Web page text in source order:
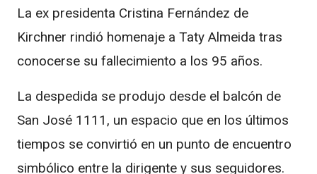
La ex presidenta Cristina Fernández de
Kirchner rindió homenaje a Taty Almeida tras
conocerse su fallecimiento a los 95 años.
La despedida se produjo desde el balcón de
San José 1111, un espacio que en los últimos
tiempos se convirtió en un punto de encuentro
simbólico entre la dirigente y sus seguidores.